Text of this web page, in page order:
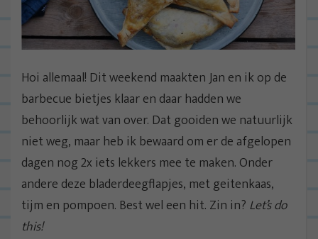
Hoi allemaal! Dit weekend maakten Jan en ik op de
barbecue bietjes klaar en daar hadden we
behoorlijk wat van over. Dat gooiden we natuurlijk
niet weg, maar heb ik bewaard om er de afgelopen
dagen nog 2x iets lekkers mee te maken. Onder
andere deze bladerdeegflapjes, met geitenkaas,
tijm en pompoen. Best wel een hit. Zin in? Let’s do
this!